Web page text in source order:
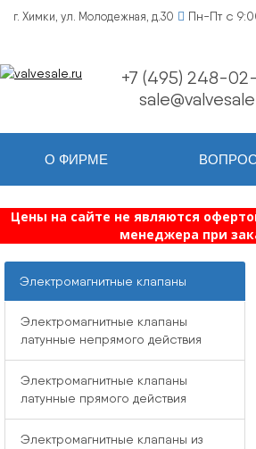
г. Химки, ул. Молодежная, д.30 Пн-Пт с
+7 (495) 248-
О ФИРМЕ
Цены на сайте не являются
менеджера при
Электромагнитные клапаны
Электромагнитные клапаны
латунные непрямого действия
Электромагнитные клапаны
латунные прямого действия
Электромагнитные клапаны из